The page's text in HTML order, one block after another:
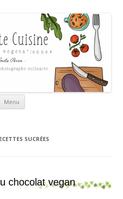
Menu Aller au contenu
SUCRÉES
chocolat vegan